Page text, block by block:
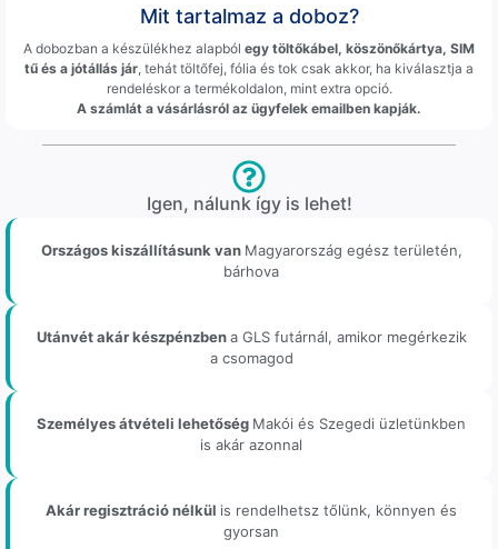
Mit tartalmaz a doboz?
A dobozban a készülékhez alapból egy töltőkábel, köszönőkártya, SIM
tű és a jótállás jár, tehát töltőfej, fólia és tok csak akkor, ha kiválasztja a
rendeléskor a termékoldalon, mint extra opció.
A számlát a vásárlásról az ügyfelek emailben kapják.
Igen, nálunk így is lehet!
Országos kiszállításunk van Magyarország egész területén,
bárhova
Utánvét akár készpénzbena GLS futárnál, amikor megérkezik
a csomagod
Személyes átvételi lehetőség Makói és Szegedi üzletünkben
is akár azonnal
Akár regisztráció nélkül is rendelhetsz tőlünk, könnyen és
gyorsan